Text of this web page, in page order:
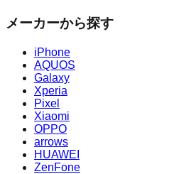
メーカーから探す
iPhone
AQUOS
Galaxy
Xperia
Pixel
Xiaomi
OPPO
arrows
HUAWEI
ZenFone